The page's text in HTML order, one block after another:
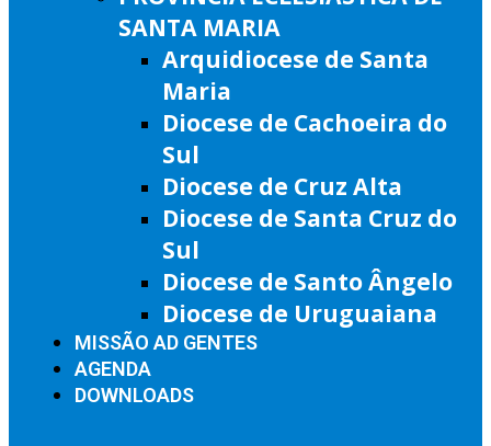
SANTA MARIA
Arquidiocese de Santa
Maria
Diocese de Cachoeira do
Sul
Diocese de Cruz Alta
Diocese de Santa Cruz do
Sul
Diocese de Santo Ângelo
Diocese de Uruguaiana
MISSÃO AD GENTES
AGENDA
DOWNLOADS